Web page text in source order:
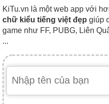
KiTu.vn là một web app với
chữ kiểu tiếng việt đẹp giúp
game như FF, PUBG, Liên
...